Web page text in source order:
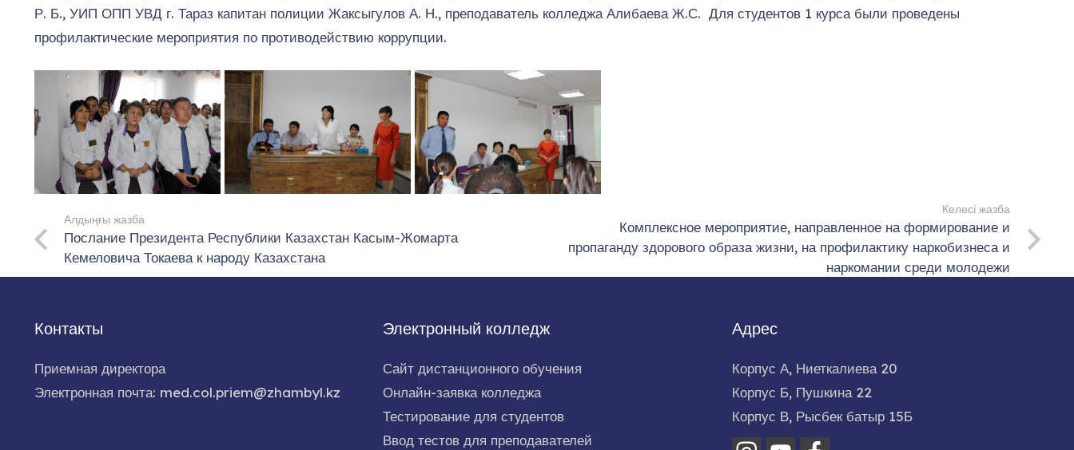
Р. Б., УИП ОПП УВД г. Тараз капитан полиции Жаксыгулов А. Н., преподаватель колледжа Алибаева Ж.С. Для студентов 1 курса были проведены
профилактические мероприятия по противодействию коррупции.
Алдыңғы жазба
Послание Президента Республики Казахстан Касым-Жомарта
Кемеловича Токаева к народу Казахстана
Келесі жазба
Комплексное мероприятие, направленное на формирование и
пропаганду здорового образа жизни, на профилактику наркобизнеса и
наркомании среди молодежи
Контакты
Приемная директора
Электронная почта: med.col.priem@zhambyl.kz
Электронный колледж
Сайт дистанционного обучения
Онлайн-заявка колледжа
Тестирование для студентов
Ввод тестов для преподавателей
Адрес
Корпус А, Ниеткалиева 20
Корпус Б, Пушкина 22
Корпус В, Рысбек батыр 15Б